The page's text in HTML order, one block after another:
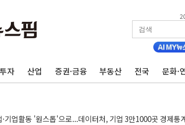
자 산업 증권·금융 부동산 전국 문화·
퍼니, 시드 투자 유치…일본·동남아 사업 확대
"韓 코스피 약세 장기화 시 주택수요 위축 우려"
게임스컴 2026'서 글로벌 신작 라인업 공개
화점, '홈스타일링 페어'…리빙 최대 50% 할인
·기업활동 '원스톱'으로...데이터처, 기업 3만1000곳 경제통